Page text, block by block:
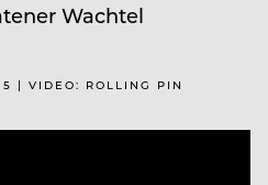
Wachtel
| VIDEO: ROLLING PIN